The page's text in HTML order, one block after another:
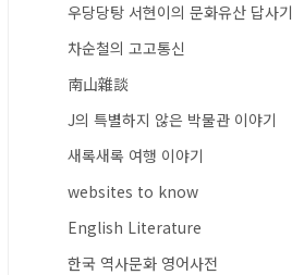
우당당탕 서현이의 문화유산 답사기
차순철의 고고통신
南山雜談
J의 특별하지 않은 박물관 이야기
새록새록 여행 이야기
websites to know
English Literature
한국 역사문화 영어사전